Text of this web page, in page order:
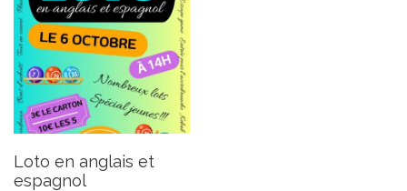
Loto en anglais et
espagnol